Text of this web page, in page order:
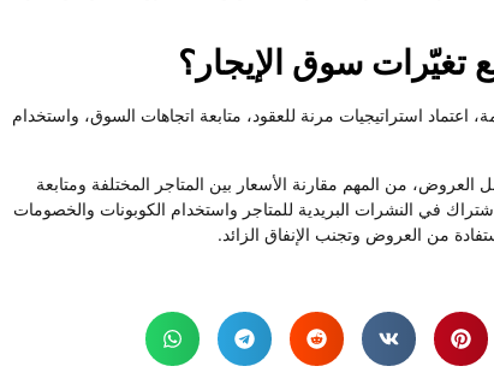
تغيّرات سوق الإيجار؟
اعتماد استراتيجيات مرنة للعقود، متابعة اتجاهات السوق، واستخدام
من المهم مقارنة الأسعار بين المتاجر المختلفة ومتابعة
في النشرات البريدية للمتاجر واستخدام الكوبونات والخصومات
من العروض وتجنب الإنفاق الزائد.